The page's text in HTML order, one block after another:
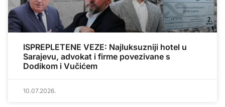
ISPREPLETENE VEZE: Najluksuzniji hotel u
Sarajevu, advokat i firme povezivane s
Dodikom i Vučićem
10.07.2026.